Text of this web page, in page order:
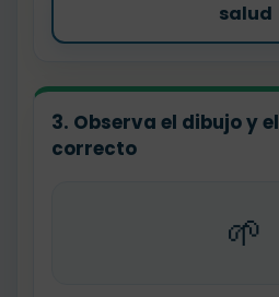
salud
3. Observa el dibujo y
correcto
🌱